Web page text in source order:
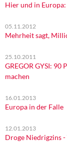
Hier und in
05.11.2012
Mehrheit sagt,
25.10.2011
GREGOR GYSI:
machen
16.01.2013
Europa in der Falle
12.01.2013
Droge Niedrigzins